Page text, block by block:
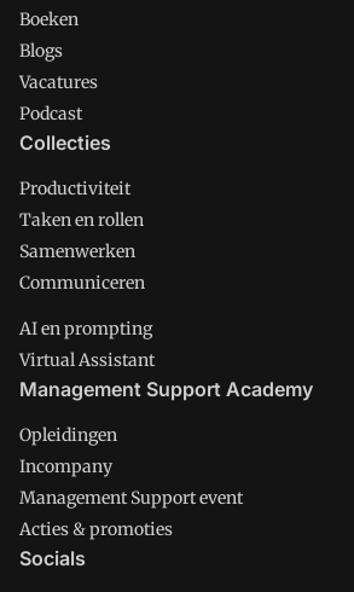
Boeken
Blogs
Vacatures
Podcast
Collecties
Productiviteit
Taken en rollen
Samenwerken
Communiceren
AI en prompting
Virtual Assistant
Management Support Academy
Opleidingen
Incompany
Management Support event
Acties & promoties
Socials